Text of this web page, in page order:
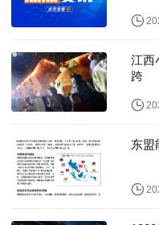
江西
跨
东盟